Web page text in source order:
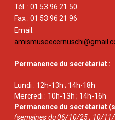
Tél. : 01 53 96 21 50
Fax : 01 53 96 21 96
Email:
Permanence du secrétariat :
Lundi : 12h-13h ; 14h-18h
Mercredi : 10h-13h ; 14h-16h
Permanence du secrétariat
(semaines du 06/10/25 ; 10/